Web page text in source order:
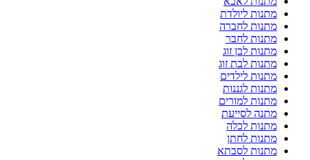
מתנות ליולדת
מתנות לחברה
מתנות לחבר
מתנות לבן זוג
מתנות לבת זוג
מתנות לילדים
מתנות לגננות
מתנות למורים
מתנה לסייעת
מתנות לכלה
מתנות לחתן
מתנות לסבתא